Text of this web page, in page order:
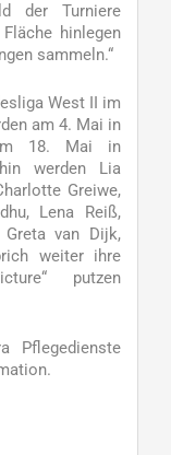
der Turniere
hinlegen
sammeln.“
West II im
am 4. Mai in
18. Mai in
werden Lia
Greiwe,
Lena Reiß,
Greta van Dijk,
weiter ihre
putzen
Pflegedienste